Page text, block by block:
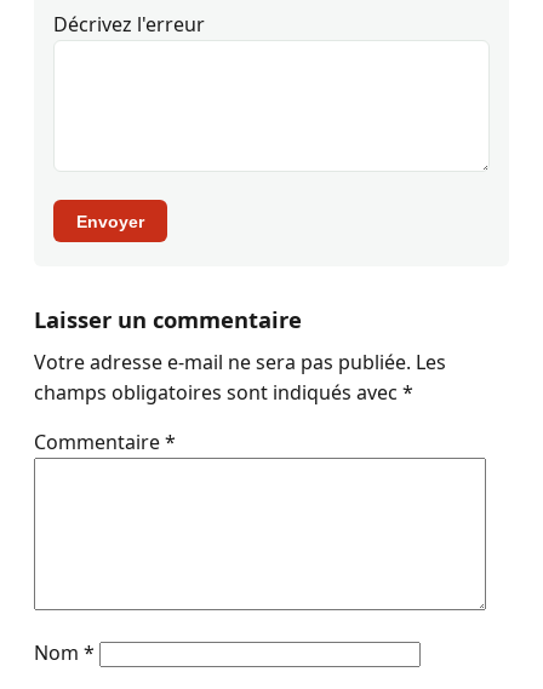
Décrivez l'erreur
Envoyer
Laisser un commentaire
Votre adresse e-mail ne sera pas publiée. Les
champs obligatoires sont indiqués avec *
Commentaire*
Nom *